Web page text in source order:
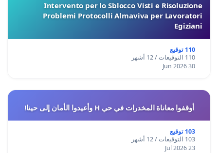
Intervento per lo Sblocco Visti e Risoluzione
Problemi Protocolli Almaviva per Lavoratori
Egiziani
110 توقيع
110 التوقيعات / 12 أشهر
30 Jun 2026
أوقفوا معاناة المخدرات في حي H وأعيدوا الأمان إلى حينا!
103 توقيع
103 التوقيعات / 12 أشهر
23 Jul 2026